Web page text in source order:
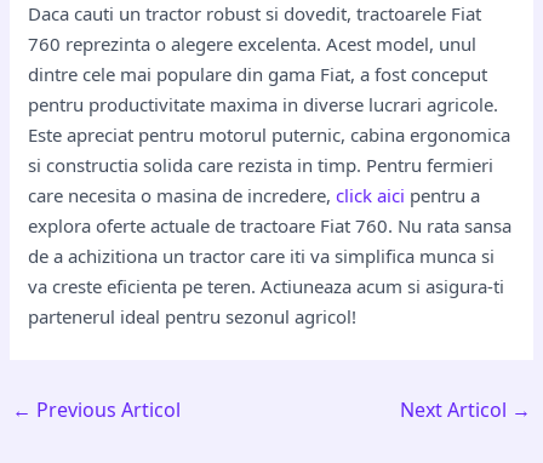
Daca cauti un tractor robust si dovedit, tractoarele Fiat
760 reprezinta o alegere excelenta. Acest model, unul
dintre cele mai populare din gama Fiat, a fost conceput
pentru productivitate maxima in diverse lucrari agricole.
Este apreciat pentru motorul puternic, cabina ergonomica
si constructia solida care rezista in timp. Pentru fermieri
care necesita o masina de incredere,click aici pentru a
explora oferte actuale de tractoare Fiat 760. Nu rata sansa
de a achizitiona un tractor care iti va simplifica munca si
va creste eficienta pe teren. Actiuneaza acum si asigura-ti
partenerul ideal pentru sezonul agricol!
← Previous Articol Next Articol →